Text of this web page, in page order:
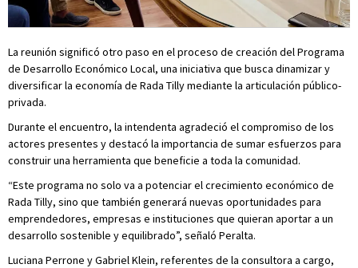
La reunión significó otro paso en el proceso de creación del Programa
de Desarrollo Económico Local, una iniciativa que busca dinamizar y
diversificar la economía de Rada Tilly mediante la articulación público-
privada.
Durante el encuentro, la intendenta agradeció el compromiso de los
actores presentes y destacó la importancia de sumar esfuerzos para
construir una herramienta que beneficie a toda la comunidad.
“Este programa no solo va a potenciar el crecimiento económico de
Rada Tilly, sino que también generará nuevas oportunidades para
emprendedores, empresas e instituciones que quieran aportar a un
desarrollo sostenible y equilibrado”, señaló Peralta.
Luciana Perrone y Gabriel Klein, referentes de la consultora a cargo,